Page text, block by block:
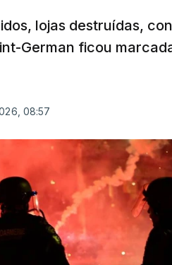
lojas destruídas,
German ficou
08:57